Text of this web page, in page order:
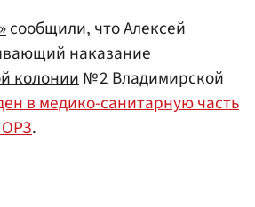
сообщили, что Алексей
наказание
колонии№ 2 Владимирской
в медико-санитарную часть
.